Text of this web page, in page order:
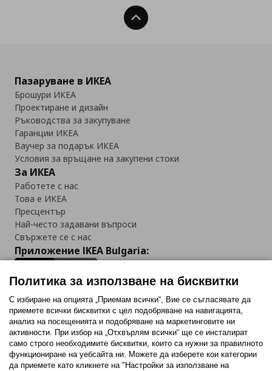
Нагоре
Пазаруване в ИКЕА
Брошури ИКЕА
Проектиране и дизайн
Ръководства за закупуване
Гаранции ИКЕА
Ваучер за подарък ИКЕА
Условия за връщане на закупени стоки
За ИКЕА
Работете с нас
Това е ИКЕА
Пресцентър
Най-често задавани въпроси
Свържете се с нас
Приложение IKEA Bulgaria:
Последвайте ни:
FacebookTwitterYoutubePinterestInstagram
Политика за използване на бисквитки
С избиране на опцията „Приемам всички“, Вие се съгласявате да
приемете всички бисквитки с цел подобряване на навигацията,
анализ на посещенията и подобряване на маркетинговите ни
активности. При избор на „Отхвърлям всички“ ще се инсталират
само строго необходимитe бисквитки, които са нужни за правилното
функциониране на уебсайта ни. Можете да изберете кои категории
да приемете като кликнете на "Настройки за използване на